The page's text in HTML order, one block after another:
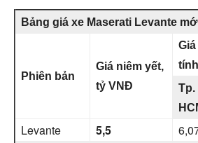
Bảng giá xe Maserati Levante
Phiên bản
Giá niêm yết,
tỷ VNĐ
Tp.
Levante 5,5